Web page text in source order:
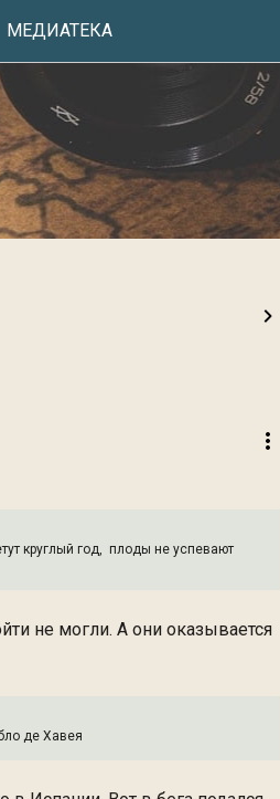
МЕДИАТЕКА
круглый год, плоды не успевают
не могли. А они оказывается
де Хавея